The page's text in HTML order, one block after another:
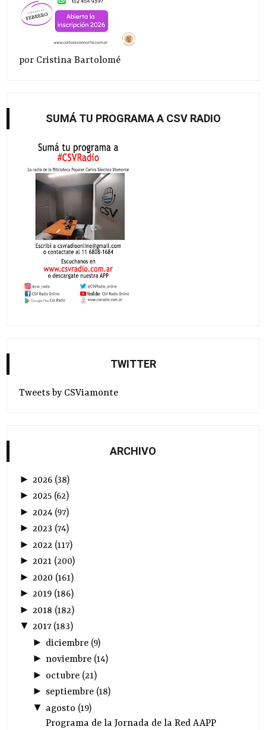
por Cristina Bartolomé
SUMÁ TU PROGRAMA A CSV RADIO
TWITTER
Tweets by CSViamonte
ARCHIVO
► 2026 (38)
►2025 (62)
► 2024 (97)
►2023 (74)
► 2022 (117)
►2021 (200)
► 2020 (161)
►2019 (186)
► 2018 (182)
▼2017(183)
► diciembre(9)
► noviembre(14)
► octubre(21)
► septiembre(18)
▼ agosto (19)
Programa de la Jornada de la Red AAPP